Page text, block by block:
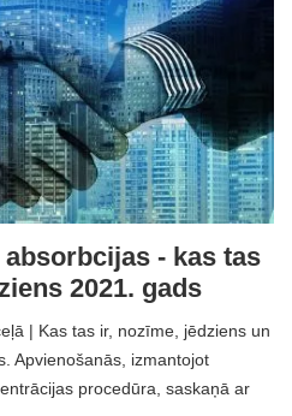
- kas tas
2021. gads
| Kas tas ir, nozīme, jēdziens un
Apvienošanās, izmantojot
procedūra, saskaņā ar